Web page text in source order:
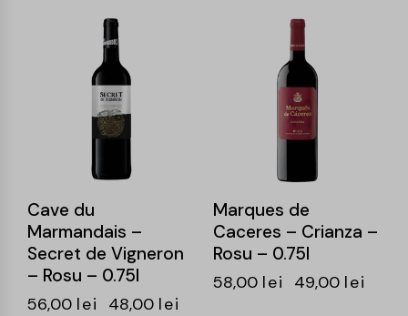
Cave du
Marmandais –
Secret de Vigneron
– Rosu – 0.75l
56,00 lei 48,00 lei
Marques de
Caceres – Crianza –
Rosu – 0.75l
58,00 lei 49,00 lei